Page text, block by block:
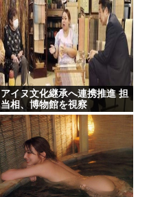
アイヌ文化継承へ連携推進 担
当相、博物館を視察